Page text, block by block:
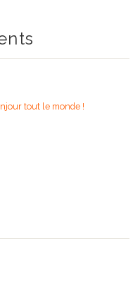
tout le monde !